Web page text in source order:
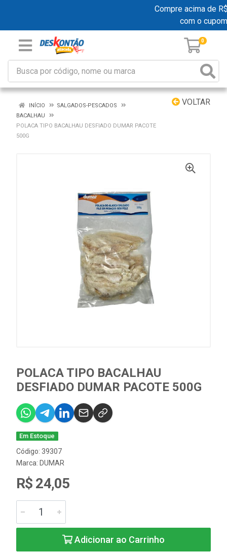
Compre acima de
com o cupom
0
VOLTAR
INÍCIO
SALGADOS-PESCADOS
BACALHAU
POLACA TIPO BACALHAU DESFIADO DUMAR PACOTE
500G
POLACA TIPO BACALHAU
DESFIADO DUMAR PACOTE 500G
Em Estoque
Código: 39307
Marca: DUMAR
R$ 24,05
Adicionar ao Carrinho